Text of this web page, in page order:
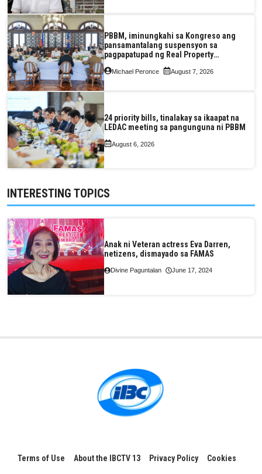
PBBM, iminungkahi sa Kongreso ang
pansamantalang suspensyon sa
pagpapatupad ng Real Property
Valuation and Assessment Reform Act
Michael Peronce August 7, 2026
24 priority bills, tinalakay sa ikaapat na
LEDAC meeting sa pangunguna ni PBBM
August 6, 2026
INTERESTING TOPICS
Anak ni Veteran actress Eva Darren,
netizens, dismayado sa FAMAS
Divine Paguntalan June 17, 2024
Terms of Use About the IBCTV 13 Privacy Policy Cookies